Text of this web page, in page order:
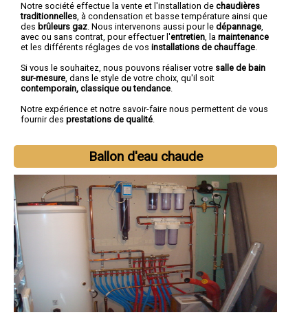
Notre société effectue la vente et l'installation de chaudières
traditionnelles, à condensation et basse température ainsi que
des brûleurs gaz. Nous intervenons aussi pour le dépannage,
avec ou sans contrat, pour effectuer l'entretien, la maintenance
et les différents réglages de vos installations de chauffage.
Si vous le souhaitez, nous pouvons réaliser votre salle de bain
sur-mesure, dans le style de votre choix, qu'il soit
contemporain, classique ou tendance.
Notre expérience et notre savoir-faire nous permettent de vous
fournir des prestations de qualité.
Ballon d'eau chaude